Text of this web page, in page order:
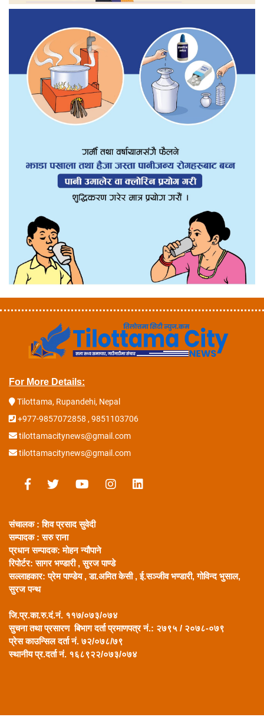
For More Details:
Tilottama, Rupandehi, Nepal
+977-9857072858 , 9851103706
tilottamacitynews@gmail.com
tilottamacitynews@gmail.com
संचालक : शिव प्रसाद सुवेदी
सम्पादक : सरु राना
प्रधान सम्पादक:मोहन न्यौपाने
रिपोर्टर: सागर भण्डारी , सुरज पाण्डे
सल्लाहकार:प्रेम पाण्डेय , डा.अमित केसी , ई.सञ्जीव भण्डारी, गोविन्द भुसाल,
सुरज पन्थ
जि.प्र.का.रु.दं.नं. ११७/०७३/०७४
सुचना तथा प्रसारण बिभाग दर्ता प्रमाणपत्र नं.: २७९५ / २०७८-०७९
प्रेस काउन्सिल दर्ता नं. ७२/०७८/७९
स्थानीय प्र.दर्ता नं. १६८९२२/०७३/०७४